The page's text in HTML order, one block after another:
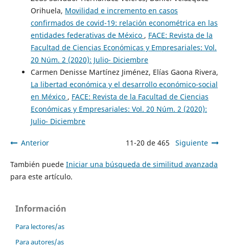
Orihuela, Movilidad e incremento en casos
confirmados de covid-19: relación econométrica en las
entidades federativas de México , FACE: Revista de la
Facultad de Ciencias Económicas y Empresariales: Vol.
20 Núm. 2 (2020): Julio- Diciembre
Carmen Denisse Martínez Jiménez, Elías Gaona Rivera,
La libertad económica y el desarrollo económico-social
en México , FACE: Revista de la Facultad de Ciencias
Económicas y Empresariales: Vol. 20 Núm. 2 (2020):
Julio- Diciembre
Anterior 11-20 de 465 Siguiente
También puede Iniciar una búsqueda de similitud avanzada
para este artículo.
Información
Para lectores/as
Para autores/as